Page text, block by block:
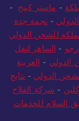
- ماستر كينج -
- نجمة جدة
للشحن الدولي
- الساهر لنقل
الدولي - العربية
الدولي - نتايج
- شركة الفلاح
السلام للخدمات